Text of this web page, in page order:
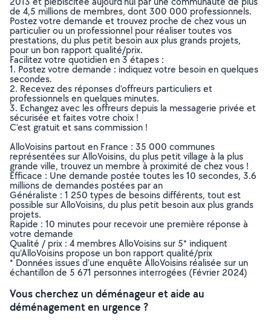
de 4,5 millions de membres, dont 300 000 professionnels.
Postez votre demande et trouvez proche de chez vous un
particulier ou un professionnel pour réaliser toutes vos
prestations, du plus petit besoin aux plus grands projets,
pour un bon rapport qualité/prix.
Facilitez votre quotidien en 3 étapes :
1. Postez votre demande : indiquez votre besoin en quelques
secondes.
2. Recevez des réponses d’offreurs particuliers et
professionnels en quelques minutes.
3. Echangez avec les offreurs depuis la messagerie privée et
sécurisée et faites votre choix !
C’est gratuit et sans commission !
AlloVoisins partout en France : 35 000 communes
représentées sur AlloVoisins, du plus petit village à la plus
grande ville, trouvez un membre à proximité de chez vous !
Efficace : Une demande postée toutes les 10 secondes, 3.6
millions de demandes postées par an
Généraliste : 1 250 types de besoins différents, tout est
possible sur AlloVoisins, du plus petit besoin aux plus grands
projets.
Rapide : 10 minutes pour recevoir une première réponse à
votre demande
Qualité / prix : 4 membres AlloVoisins sur 5* indiquent
qu’AlloVoisins propose un bon rapport qualité/prix
* Données issues d’une enquête AlloVoisins réalisée sur un
échantillon de 5 671 personnes interrogées (Février 2024)
Vous cherchez un déménageur et aide au
déménagement en urgence ?